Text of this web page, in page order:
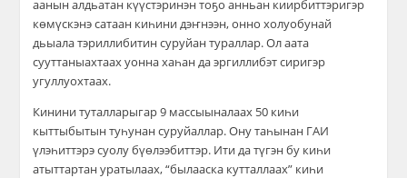
аанын алдьатан күүстэринэн тоҕо анньан киирбиттэригэр
көмүскэнэ сатаан киһини дэҥнээн, онно холуобунай
дьыала тэриллибитин суруйан тураллар. Ол аата
сууттаныахтаах уонна хаһан да эргиллибэт сиригэр
угуллуохтаах.
Кинини туталларыгар 9 массыыналаах 50 киһи
кыттыбытын туһунан суруйаллар. Ону таһынан ГАИ
үлэһиттэрэ суолу бүөлээбиттэр. Ити да түгэн бу киһи
атыттартан уратылаах, “былааска кутталлаах” киһи